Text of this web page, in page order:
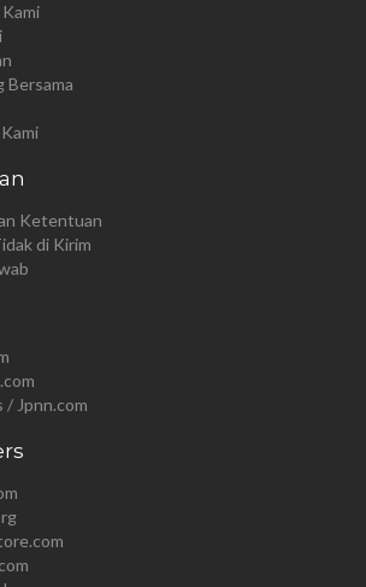
Bersama
Ketentuan
di Kirim
/ Jpnn.com